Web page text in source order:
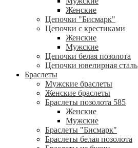
Женские
Цепочки "Бисмарк"
Цепочки с крестиками
Женские
Мужские
Цепочки белая позолота
Цепочки ювелирная сталь
Браслеты
Мужские браслеты
Женские браслеты
Браслеты позолота 585
Женские
Мужские
Браслеты "Бисмарк"
Браслеты белая позолота